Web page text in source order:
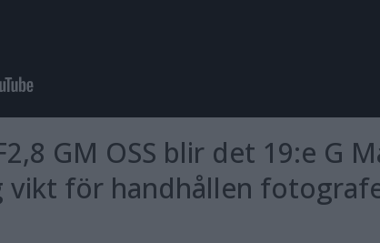
GM OSS blir det 19:e G
vikt för handhållen